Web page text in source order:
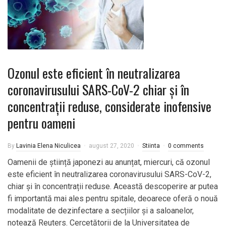
Ozonul este eficient în neutralizarea
coronavirusului SARS-CoV-2 chiar și în
concentrații reduse, considerate inofensive
pentru oameni
By Lavinia Elena Niculicea august 27, 2020 Stiinta 0 comments
Oamenii de știință japonezi au anunțat, miercuri, că ozonul
este eficient în neutralizarea coronavirusului SARS-CoV-2,
chiar și în concentrații reduse. Această descoperire ar putea
fi importantă mai ales pentru spitale, deoarece oferă o nouă
modalitate de dezinfectare a secțiilor și a saloanelor,
notează Reuters. Cercetătorii de la Universitatea de